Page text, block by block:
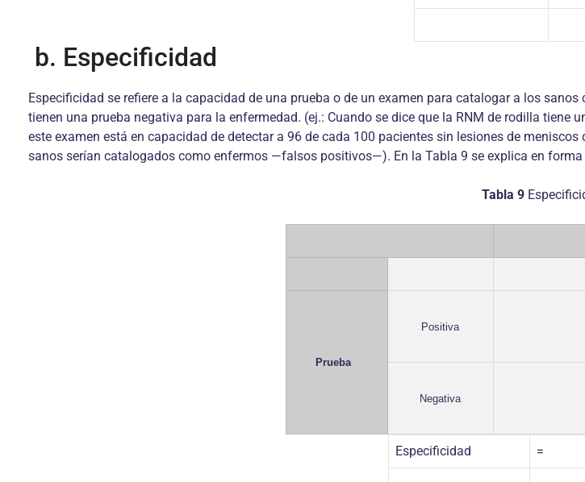
b. Especificidad
Especificidad se refiere a la capacidad de una prueba o de un examen para catalogar a los
tienen una prueba negativa para la enfermedad. (ej.: Cuando se dice que la RNM de rodilla tiene
este examen está en capacidad de detectar a 96 de cada 100 pacientes sin lesiones de
sanos serían catalogados como enfermos —falsos positivos—). En la Tabla 9 se explica en
Tabla 9
Prueba
Positiva
Negativa
Especificidad =